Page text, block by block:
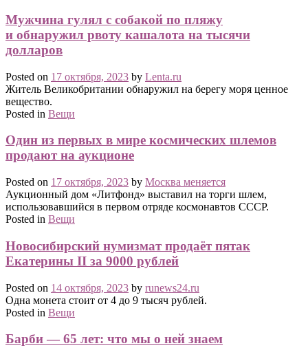
Мужчина гулял с собакой по пляжу
и обнаружил рвоту кашалота на тысячи
долларов
Posted on 17 октября, 2023 by Lenta.ru
Житель Великобритании обнаружил на берегу моря ценное
вещество.
Posted in Вещи
Один из первых в мире космических шлемов
продают на аукционе
Posted on 17 октября, 2023 by Москва меняется
Аукционный дом «Литфонд» выставил на торги шлем,
использовавшийся в первом отряде космонавтов СССР.
Posted in Вещи
Новосибирский нумизмат продаёт пятак
Екатерины II за 9000 рублей
Posted on 14 октября, 2023 by runews24.ru
Одна монета стоит от 4 до 9 тысяч рублей.
Posted in Вещи
Барби — 65 лет: что мы о ней знаем